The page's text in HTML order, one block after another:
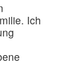
Ich